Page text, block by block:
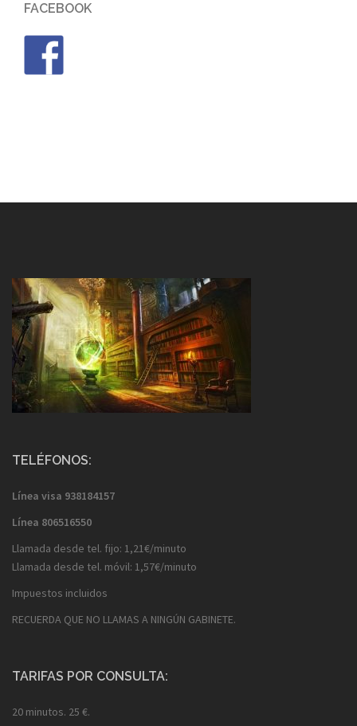
FACEBOOK
TELÉFONOS:
Línea visa 938184157
Línea 806516550
Llamada desde tel. fijo: 1,21€/minuto
Llamada desde tel. móvil: 1,57€/minuto
Impuestos incluidos
RECUERDA QUE NO LLAMAS A NINGÚN GABINETE.
TARIFAS POR CONSULTA:
20 minutos. 25 €.